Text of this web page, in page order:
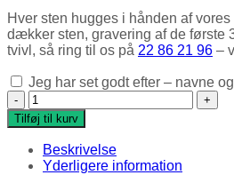
Hver sten hugges i hånden af
dækker sten, gravering af de første
tvivl, så ring til os på 22 86 21 96 –
Jeg har set godt efter – navne
New Afrika sandblæst med ugle
Tilføj til kurv
Beskrivelse
Yderligere information